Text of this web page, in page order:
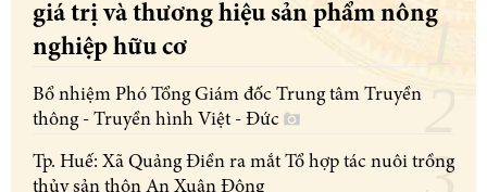
giá trị và thương hiệu sản phẩm nông
nghiệp hữu cơ
Bổ nhiệm Phó Tổng Giám đốc Trung tâm Truyền
thông - Truyền hình Việt - Đức
Tp. Huế: Xã Quảng Điền ra mắt Tổ hợp tác nuôi trồng
thủy sản thôn An Xuân Đông